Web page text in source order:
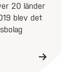
20 länder
blev det